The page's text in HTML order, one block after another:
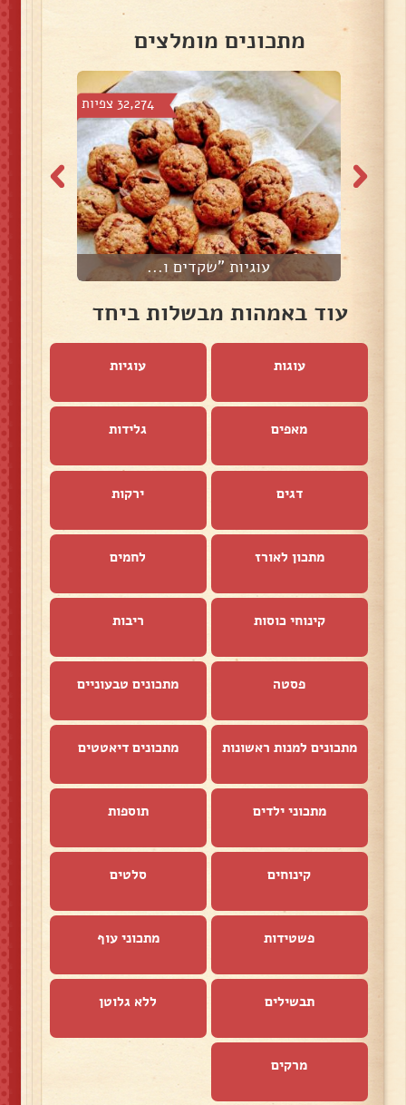
מתכונים מומלצים
32,274 צפיות
עוגיות "שקדים ו...
עוד באמהות מבשלות ביחד
עוגות עוגיות
מאפים גלידות
דגים ירקות
מתכון לאורז לחמים
קינוחי כוסות ריבות
פסטה מתכונים טבעוניים
מתכונים למנות ראשונות מתכונים דיאטטים
מתכוני ילדים תוספות
קינוחים סלטים
פשטידות מתכוני עוף
תבשילים ללא גלוטן
מרקים